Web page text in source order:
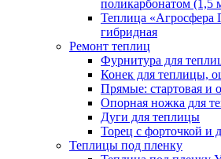
поликарбонатом (1,5
Теплица «Агросфера
гибридная
Ремонт теплиц
Фурнитура для
Конек для теплицы,
Прямые: стартовая и
Опорная ножка для
Дуги для теплицы
Торец с форточкой и
Теплицы под пленку